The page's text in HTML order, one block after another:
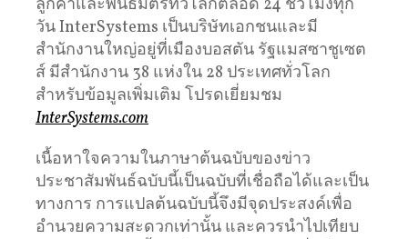
ลูกค้าและพันธมิตรทั่วโลกตลอด 24 ชั่วโมงทุก
วัน InterSystems เป็นบริษัทเอกชนและมี
สำนักงานใหญ่อยู่ที่เมืองบอสตัน รัฐแมสซาชูเซต
ส์ มีสำนักงาน 38 แห่งใน 28 ประเทศทั่วโลก
สำหรับข้อมูลเพิ่มเติม โปรดเยี่ยมชม
InterSystems.com
เนื้อหาใจความในภาษาต้นฉบับของข่าว
ประชาสัมพันธ์ฉบับนี้เป็นฉบับที่เชื่อถือได้และเป็น
ทางการ การแปลต้นฉบับนี้จึงมีจุดประสงค์เพื่อ
อำนวยความสะดวกเท่านั้น และควรนำไปเทียบ